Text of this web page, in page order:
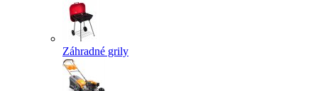
Záhradné grily